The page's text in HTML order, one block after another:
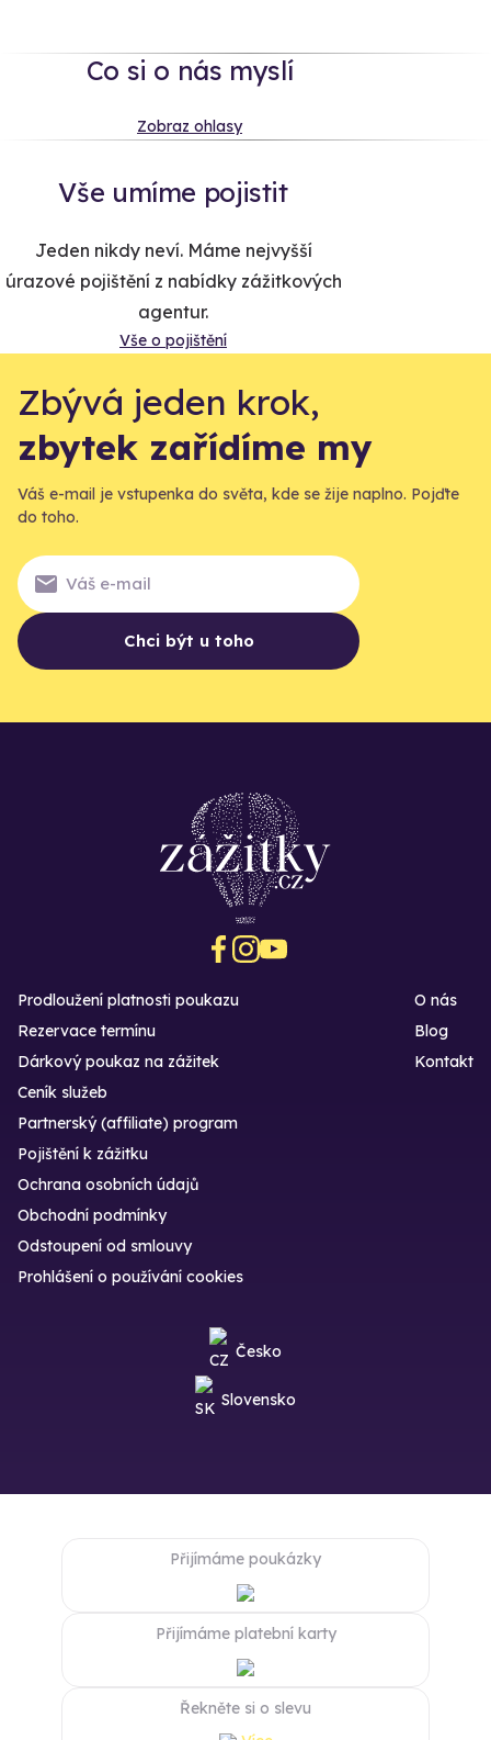
Co si o nás myslí
Zobraz ohlasy
Vše umíme pojistit
Jeden nikdy neví. Máme nejvyšší
úrazové pojištění z nabídky zážitkových
agentur.
Vše o pojištění
Zbývá jeden krok,
zbytek zařídíme my
Váš e-mail je vstupenka do světa, kde se žije naplno. Pojďte
do toho.
Chci být u toho
Prodloužení platnosti poukazu
Rezervace termínu
Dárkový poukaz na zážitek
O nás
Blog
Kontakt
Ceník služeb
Partnerský (affiliate) program
Pojištění k zážitku
Ochrana osobních údajů
Obchodní podmínky
Odstoupení od smlouvy
Prohlášení o používání cookies
Česko
Slovensko
Přijímáme poukázky
Přijímáme platební karty
Řekněte si o slevu